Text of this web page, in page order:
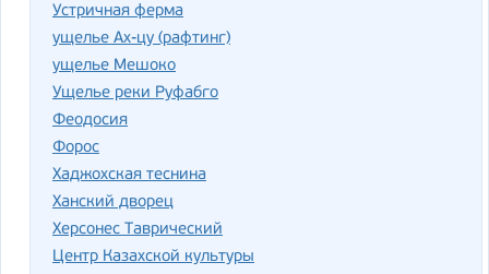
Устричная ферма
ущелье Ах-цу (рафтинг)
ущелье Мешоко
Ущелье реки Руфабго
Феодосия
Форос
Хаджохская теснина
Ханский дворец
Херсонес Таврический
Центр Казахской культуры